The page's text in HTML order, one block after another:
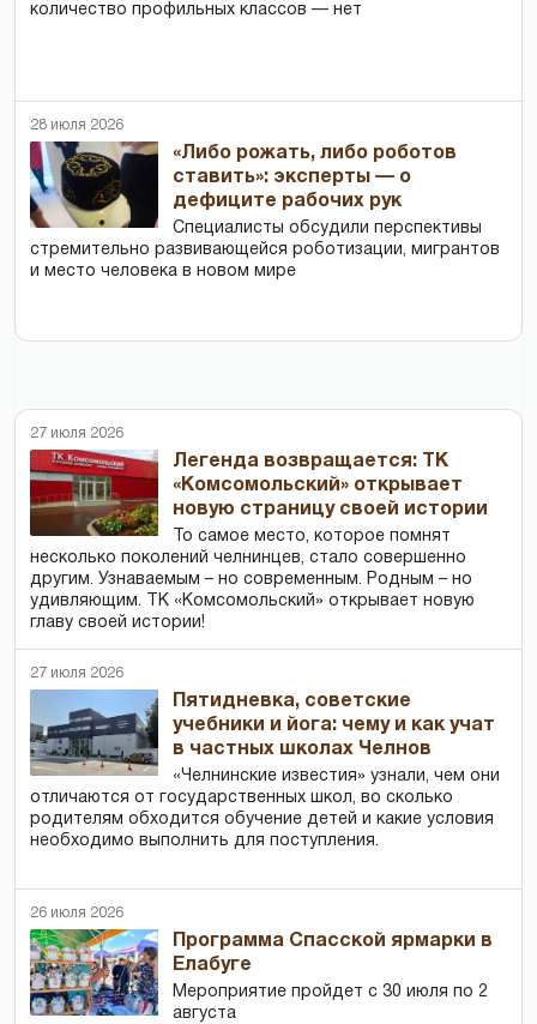
количество профильных классов — нет
28 июля 2026
«Либо рожать, либо роботов
ставить»: эксперты — о
дефиците рабочих рук
Специалисты обсудили перспективы
стремительно развивающейся роботизации, мигрантов
и место человека в новом мире
27 июля 2026
Легенда возвращается: ТК
«Комсомольский» открывает
новую страницу своей истории
То самое место, которое помнят
несколько поколений челнинцев, стало совершенно
другим. Узнаваемым – но современным. Родным – но
удивляющим. ТК «Комсомольский» открывает новую
главу своей истории!
27 июля 2026
Пятидневка, советские
учебники и йога: чему и как учат
в частных школах Челнов
«Челнинские известия» узнали, чем они
отличаются от государственных школ, во сколько
родителям обходится обучение детей и какие условия
необходимо выполнить для поступления.
26 июля 2026
Программа Спасской ярмарки в
Елабуге
Мероприятие пройдет с 30 июля по 2
августа